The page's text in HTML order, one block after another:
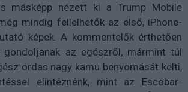
másképp nézett ki a Trump Mobile
mindig fellelhetők az első, iPhone-
képek. A kommentelők érthetően
az egészről, mármint túl
ordas nagy kamu benyomását kelti,
elintéznénk, mint az Escobar-